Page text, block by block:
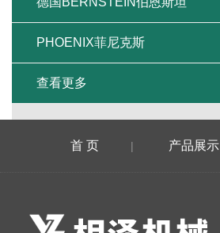
PHOENIX菲尼克斯
查看更多
首 页 | 产品展示